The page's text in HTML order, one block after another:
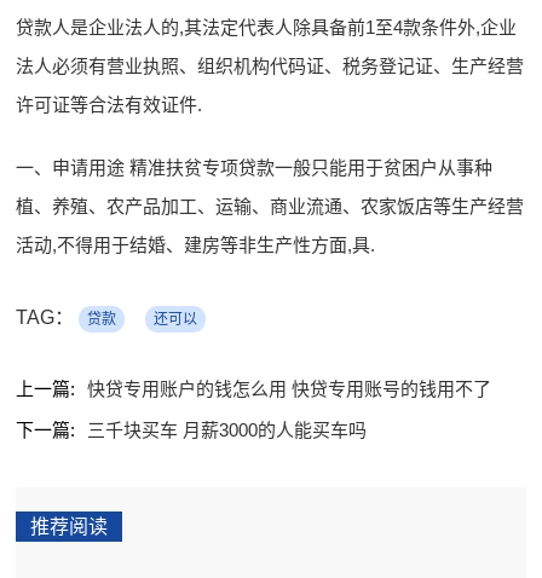
贷款人是企业法人的,其法定代表人除具备前1至4款条件外,企业
法人必须有营业执照、组织机构代码证、税务登记证、生产经营
许可证等合法有效证件.
一、申请用途 精准扶贫专项贷款一般只能用于贫困户从事种
植、养殖、农产品加工、运输、商业流通、农家饭店等生产经营
活动,不得用于结婚、建房等非生产性方面,具.
TAG： 贷款 还可以
上一篇:
快贷专用账户的钱怎么用 快贷专用账号的钱用不了
下一篇:
三千块买车 月薪3000的人能买车吗
推荐阅读